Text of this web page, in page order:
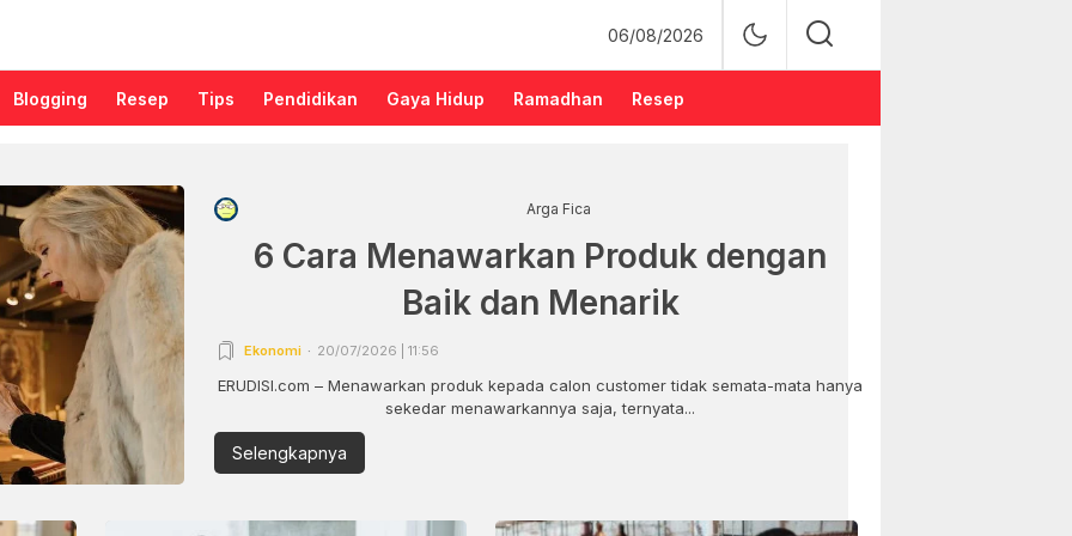
06/08/2026
Blogging Resep Tips Pendidikan Gaya Hidup Ramadhan Resep
Arga Fica
6 Cara Menawarkan Produk dengan
Baik dan Menarik
Ekonomi 20/07/2026 | 11:56
ERUDISI.com – Menawarkan produk kepada calon customer tidak semata-mata hanya
sekedar menawarkannya saja, ternyata...
Selengkapnya